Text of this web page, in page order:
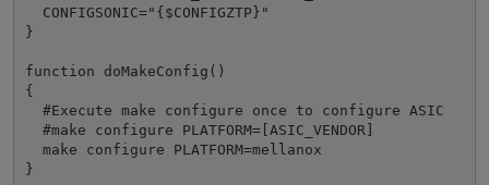
CONFIGSONIC="{$CONFIGZTP}"
}
function doMakeConfig()
{
#Execute make configure once to configure ASIC
#make configure PLATFORM=[ASIC_VENDOR]
make configure PLATFORM=mellanox
}